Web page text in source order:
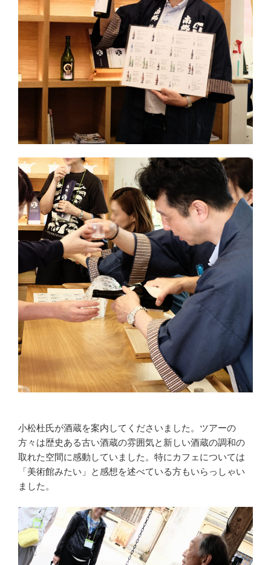
小松杜氏が酒蔵を案内してくださいました。ツアーの
方々は歴史ある古い酒蔵の雰囲気と新しい酒蔵の調和の
取れた空間に感動していました。特にカフェについては
「美術館みたい」と感想を述べている方もいらっしゃい
ました。